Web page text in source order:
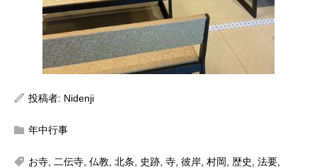
投稿者: Nidenji
年中行事
お寺 二伝寺 仏教 北条 史跡 寺 彼岸 村岡 歴史 法要